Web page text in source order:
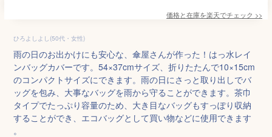
価格と在庫を楽天でチェック >>
ひろよしよし(50代・女性)
雨の日のお出かけにも安心な、傘屋さんが作った！はっ水レイ
ンバッグカバーです。54×37cmサイズ、折りたたんで10×15cm
のコンパクトサイズにできます。雨の日にさっと取り出しでバ
ッグを包み、大事なバッグを雨から守ることができます。茶巾
タイプでたっぷり容量のため、大き目なバッグもすっぽり収納
することができ、エコバッグとして買い物などに使用できます
。